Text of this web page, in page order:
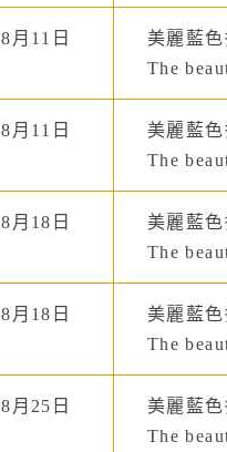
月11日
美麗藍
The
月11日
美麗藍
The
月18日
美麗藍
The
月18日
美麗藍
The
月25日
美麗藍
The